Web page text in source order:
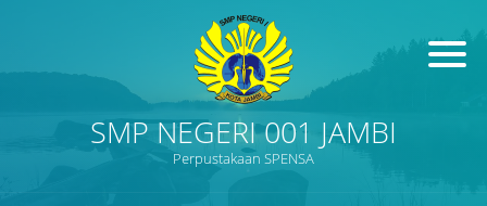
SMP NEGERI 001 JAMBI
Perpustakaan SPENSA